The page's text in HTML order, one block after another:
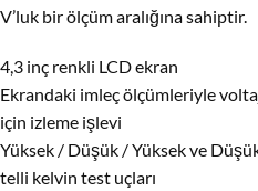
V’luk bir ölçüm aralığına sahiptir.
4,3 inç renkli LCD ekran
Ekrandaki imleç ölçümleriyle
için izleme işlevi
Yüksek / Düşük / Yüksek ve
telli kelvin test uçları